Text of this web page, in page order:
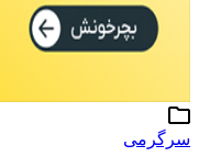
سرگرمی